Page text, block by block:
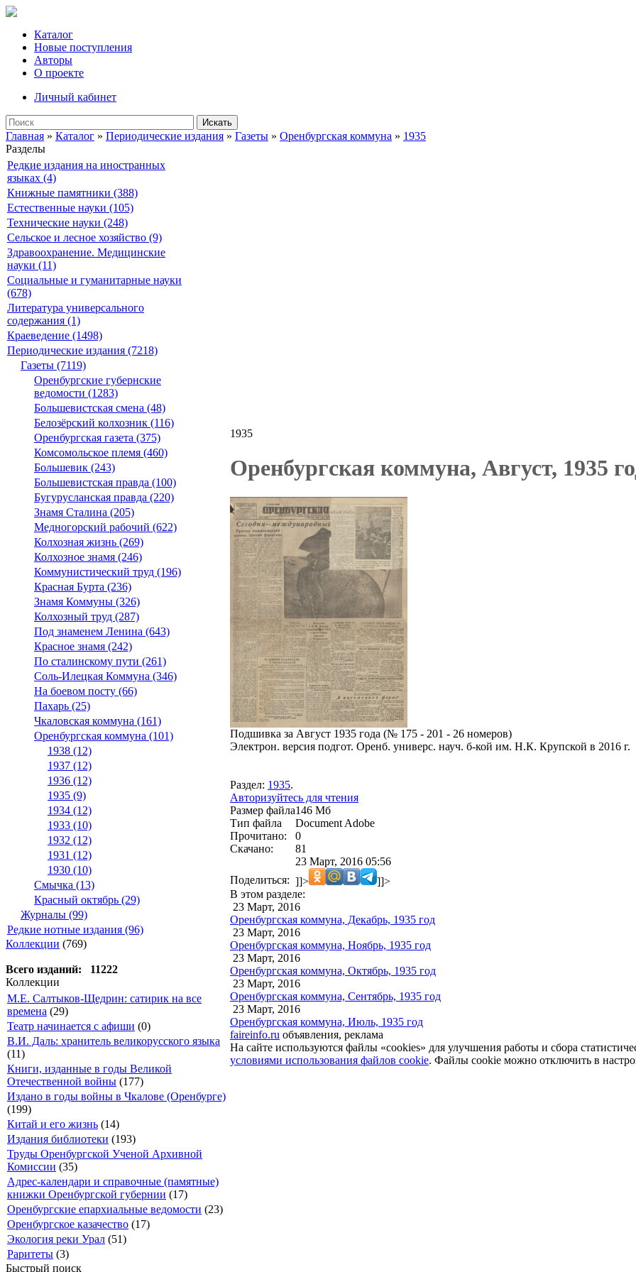
Каталог
Новые поступления
Авторы
О проекте
Личный кабинет
Искать
Главная » Каталог » Периодические издания » Газеты » Оренбургская коммуна » 1935
Разделы
Редкие издания на иностранных
языках (4)
Книжные памятники (388)
Естественные науки (105)
Технические науки (248)
Сельское и лесное хозяйство (9)
Здравоохранение. Медицинские
науки (11)
Социальные и гуманитарные науки
(678)
Литература универсального
содержания (1)
Краеведение (1498)
Периодические издания (7218)
Газеты (7119)
Оренбургские губернские
ведомости (1283)
Большевистская смена (48)
Белозёрский колхозник (116)
Оренбургская газета (375)
Комсомольское племя (460)
Большевик (243)
Большевистская правда (100)
Бугурусланская правда (220)
Знамя Сталина (205)
Медногорский рабочий (622)
Колхозная жизнь (269)
Колхозное знамя (246)
Коммунистический труд (196)
Красная Бурта (236)
Знамя Коммуны (326)
Колхозный труд (287)
Под знаменем Ленина (643)
Красное знамя (242)
По сталинскому пути (261)
Соль-Илецкая Коммуна (346)
На боевом посту (66)
Пахарь (25)
Чкаловская коммуна (161)
Оренбургская коммуна (101)
1938 (12)
1937 (12)
1936 (12)
1935 (9)
1934 (12)
1933 (10)
1932 (12)
1931 (12)
1930 (10)
Смычка (13)
Красный октябрь (29)
Журналы (99)
Редкие нотные издания (96)
Коллекции (769)
Всего изданий: 11222
Коллекции
М.Е. Салтыков-Щедрин: сатирик на все
времена (29)
Театр начинается с афиши (0)
В.И. Даль: хранитель великорусского языка
(11)
Книги, изданные в годы Великой
Отечественной войны (177)
Издано в годы войны в Чкалове (Оренбурге)
(199)
Китай и его жизнь (14)
Издания библиотеки (193)
Труды Оренбургской Ученой Архивной
Комиссии (35)
Адрес-календари и справочные (памятные)
книжки Оренбургской губернии (17)
Оренбургские епархиальные ведомости (23)
Оренбургское казачество (17)
Экология реки Урал (51)
Раритеты (3)
Быстрый поиск
1935
Оренбургская коммуна, Август, 1935
Подшивка за Август 1935 года (№ 175 - 201 - 26 номеров)
Электрон. версия подгот. Оренб. универс. науч. б-кой им. Н.К. Крупской в 2016 г.
Раздел: 1935.
Авторизуйтесь для чтения
Размер файла146 Мб
Тип файла
Document Adobe
Прочитано:
0
Скачано:
81
23 Март, 2016 05:56
Поделиться: ]]>
]]>
В этом разделе:
23 Март, 2016
Оренбургская коммуна, Декабрь, 1935 год
23 Март, 2016
Оренбургская коммуна, Ноябрь, 1935 год
23 Март, 2016
Оренбургская коммуна, Октябрь, 1935 год
23 Март, 2016
Оренбургская коммуна, Сентябрь, 1935 год
23 Март, 2016
Оренбургская коммуна, Июль, 1935 год
faireinfo.ru объявления, реклама
На сайте используются файлы «cookies» для улучшения работы и сбора
условиями использования файлов cookie. Файлы cookie можно отключить в